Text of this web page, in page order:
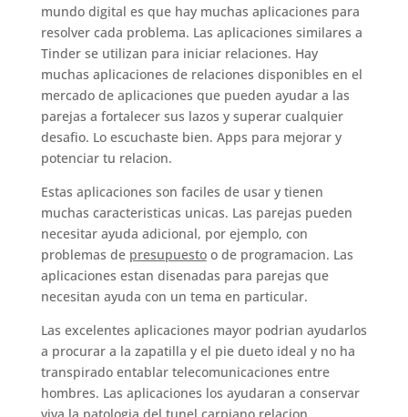
mundo digital es que hay muchas aplicaciones para
resolver cada problema. Las aplicaciones similares a
Tinder se utilizan para iniciar relaciones. Hay
muchas aplicaciones de relaciones disponibles en el
mercado de aplicaciones que pueden ayudar a las
parejas a fortalecer sus lazos y superar cualquier
desafio. Lo escuchaste bien. Apps para mejorar y
potenciar tu relacion.
Estas aplicaciones son faciles de usar y tienen
muchas caracteristicas unicas. Las parejas pueden
necesitar ayuda adicional, por ejemplo, con
problemas de presupuestoo de programacion. Las
aplicaciones estan disenadas para parejas que
necesitan ayuda con un tema en particular.
Las excelentes aplicaciones mayor podrian ayudarlos
a procurar a la zapatilla y el pie dueto ideal y no ha
transpirado entablar telecomunicaciones entre
hombres. Las aplicaciones los ayudaran a conservar